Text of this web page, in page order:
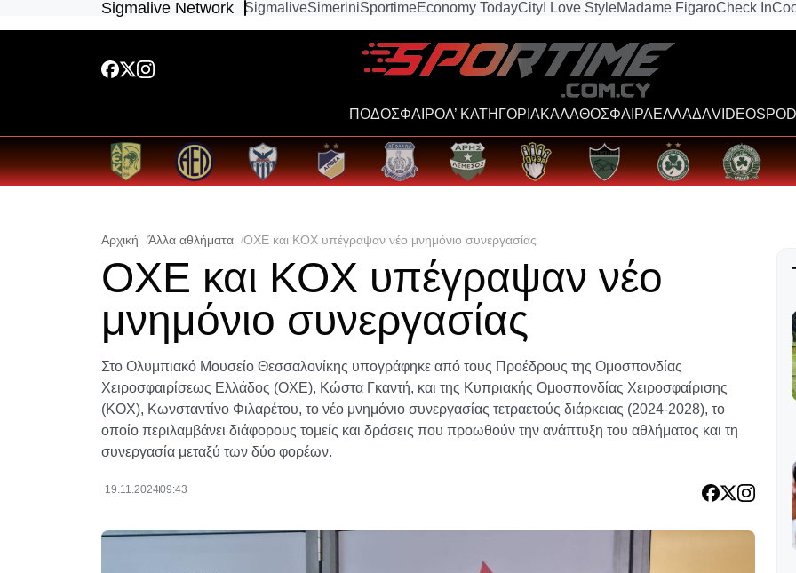
Sigmalive Network SigmaliveSimeriniSportimeEconomy TodayCity I Love StyleMadame FigaroCheck In
ΠΟΔΟΣΦΑΙΡΟΑ’ ΚΑΤΗΓΟΡΙΑΚΑΛΑΘΟΣΦΑΙΡΑΕΛΛΑΔΑVIDEOS
Αρχική Άλλα αθλήματα OXE και ΚΟΧ υπέγραψαν νέο μνημόνιο συνεργασίας
OXE και ΚΟΧ υπέγραψαν νέο
μνημόνιο συνεργασίας
Στο Ολυμπιακό Μουσείο Θεσσαλονίκης υπογράφηκε από τους Προέδρους της Ομοσπονδίας
Χειροσφαιρίσεως Ελλάδος (ΟΧΕ), Κώστα Γκαντή, και της Κυπριακής Ομοσπονδίας Χειροσφαίρισης
(ΚΟΧ), Κωνσταντίνο Φιλαρέτου, το νέο μνημόνιο συνεργασίας τετραετούς διάρκειας (2024-2028), το
οποίο περιλαμβάνει διάφορους τομείς και δράσεις που προωθούν την ανάπτυξη του αθλήματος και τη
συνεργασία μεταξύ των δύο φορέων.
19.11.202409:43